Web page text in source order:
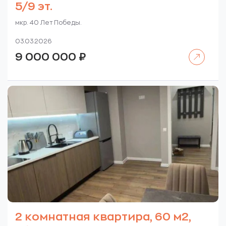
5/9 эт.
мкр. 40 Лет Победы.
03.03.2026
9 000 000 ₽
2 комнатная квартира, 60 м2,